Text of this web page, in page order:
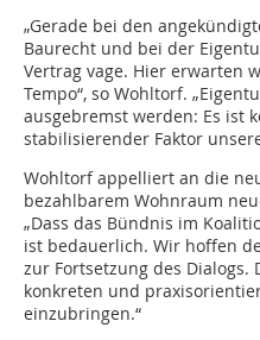
„Gerade bei den
Baurecht und bei der
Vertrag vage. Hier erwarten
Tempo“, so Wohltorf.
ausgebremst werden: Es ist
stabilisierender Faktor
Wohltorf appelliert an die
bezahlbarem Wohnraum
„Dass das Bündnis im
ist bedauerlich. Wir hoffen
zur Fortsetzung des Dialogs.
konkreten und
einzubringen.“